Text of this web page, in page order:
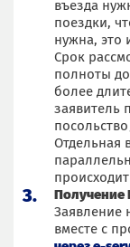
въезда
поездки,
нужна, это
Срок
полноты
более
заявитель
Отдельная
Заявление
вместе с